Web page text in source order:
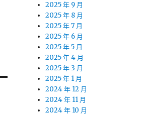
2025 年 9 月
2025 年 8 月
2025 年 7 月
2025 年 6 月
2025 年 5 月
2025 年 4 月
2025 年 3 月
2025 年 1 月
2024 年 12 月
2024 年 11 月
2024 年 10 月